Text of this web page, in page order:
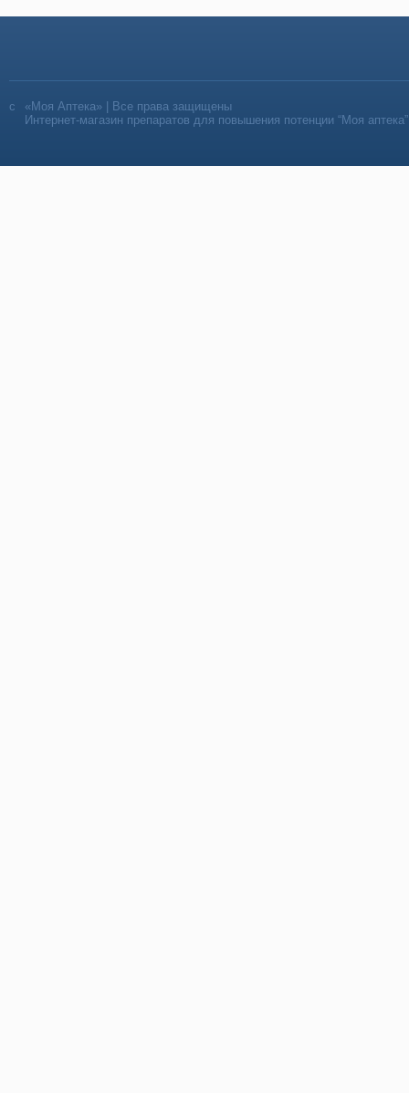
«Моя Аптека» | Все права защищены
Интернет-магазин препаратов для повышения потенции “Моя